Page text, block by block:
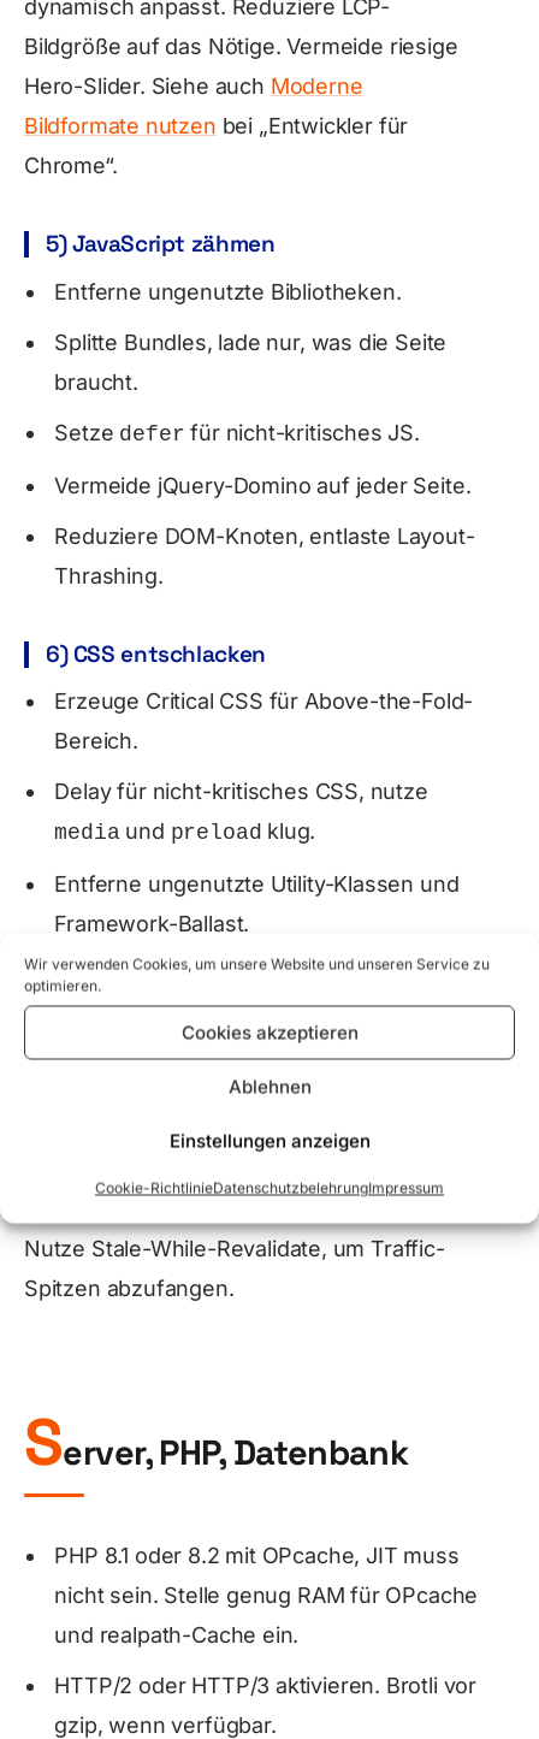
Wir verwenden Cookies, um unsere Website und unseren Service zu
optimieren.
Cookies akzeptieren
Ablehnen
Einstellungen anzeigen
Cookie-RichtlinieDatenschutzbelehrungImpressum
dynamisch anpasst. Reduziere LCP-
Bildgröße auf das Nötige. Vermeide riesige
Hero-Slider. Siehe auch Moderne
Bildformate nutzen bei „Entwickler für
Chrome“.
5) JavaScript zähmen
Entferne ungenutzte Bibliotheken.
Splitte Bundles, lade nur, was die Seite
braucht.
Setze defer für nicht-kritisches JS.
Vermeide jQuery-Domino auf jeder Seite.
Reduziere DOM-Knoten, entlaste Layout-
Thrashing.
6) CSS entschlacken
Erzeuge Critical CSS für Above-the-Fold-
Bereich.
Delay für nicht-kritisches CSS, nutze
mediaund preload klug.
Entferne ungenutzte Utility-Klassen und
Framework-Ballast.
7) Edge-Caching und CDN
Liefere statische Assets von der Edge.
Setze saubere Cache-Header. Gib HTML auf
Kategorieseiten und Produktseiten per Full-
Nutze Stale-While-Revalidate, um Traffic-
Spitzen abzufangen.
Server, PHP, Datenbank
PHP 8.1 oder 8.2 mit OPcache, JIT muss
nicht sein. Stelle genug RAM für OPcache
und realpath-Cache ein.
HTTP/2 oder HTTP/3 aktivieren. Brotli vor
gzip, wenn verfügbar.